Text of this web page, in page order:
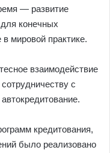
— развитие
конечных
мировой практике.
взаимодействие
с
кредитования,
было реализовано